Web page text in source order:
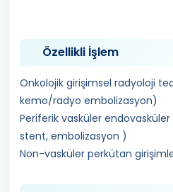
Özellikli İşlem
Onkolojik girişimsel radyoloji
kemo/radyo embolizasyon)
Periferik vasküler
stent, embolizasyon )
Non-vasküler perkütan